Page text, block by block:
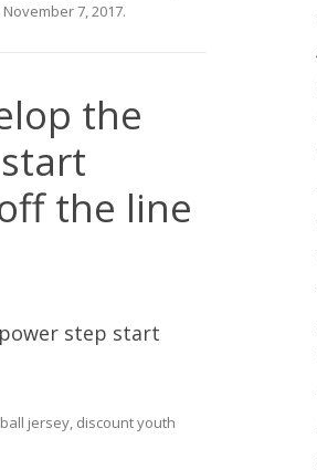
November 7, 2017.
the
the line
step start
jersey, discount youth